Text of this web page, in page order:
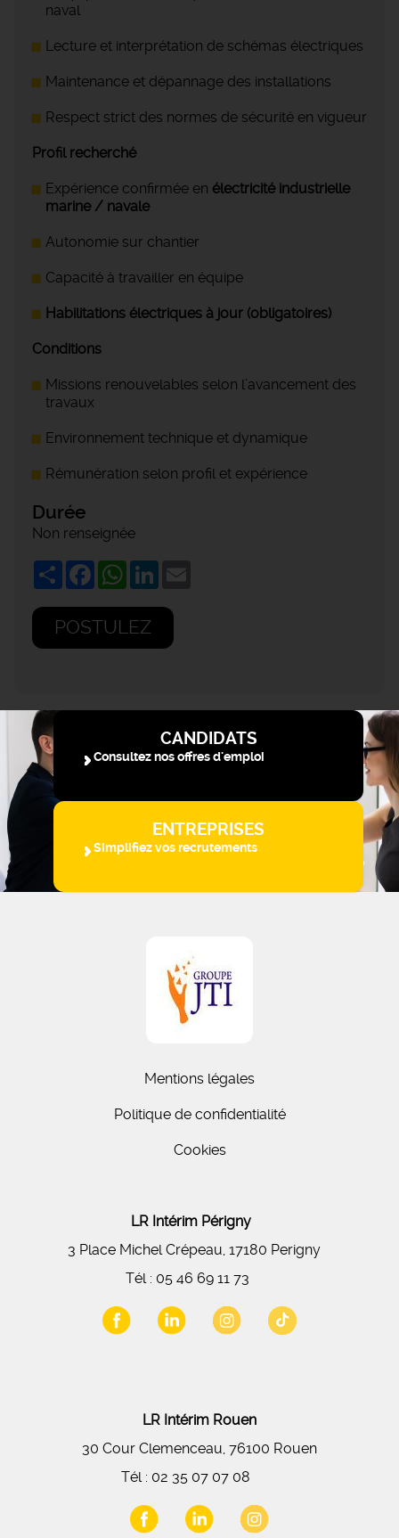
naval
Lecture et interprétation de schémas électriques
Maintenance et dépannage des installations
Respect strict des normes de sécurité en vigueur
Profil recherché
Expérience confirmée en électricité industrielle
marine / navale
Autonomie sur chantier
Capacité à travailler en équipe
Habilitations électriques à jour (obligatoires)
Conditions
Missions renouvelables selon l’avancement des
travaux
Environnement technique et dynamique
Rémunération selon profil et expérience
Durée
Non renseignée
ShareFacebookWhatsApp
LinkedIn
POSTULEZ
CANDIDATS
Consultez nos offres d'emploi
ENTREPRISES
Simplifiez vos recrutements
Mentions légales
Politique de confidentialité
Cookies
LR Intérim Périgny
3 Place Michel Crépeau, 17180 Perigny
Tél : 05 46 69 11 73
LR Intérim Rouen
30 Cour Clemenceau, 76100 Rouen
Tél : 02 35 07 07 08